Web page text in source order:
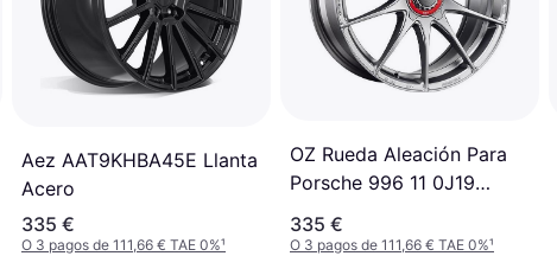
Aez AAT9KHBA45E Llanta
Acero
335 €
O 3 pagos de 111,66 € TAE 0%¹
OZ Rueda Aleación Para
Porsche 996 11 0J19
335 €
O 3 pagos de 111,66 € TAE 0%¹